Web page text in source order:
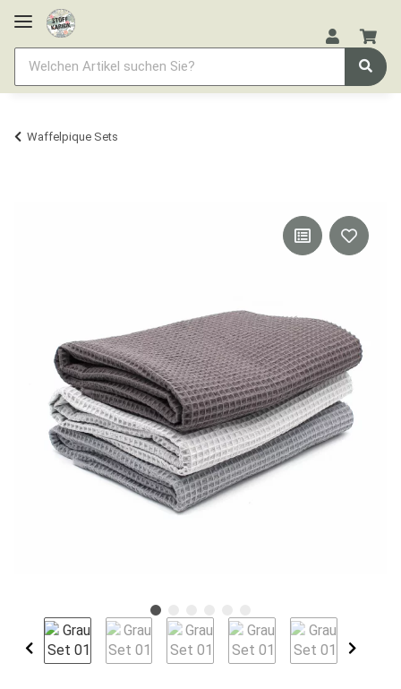
Waffelpique Sets